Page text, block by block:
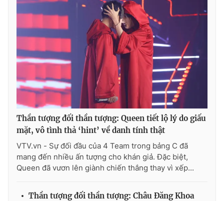
Thần tượng đối thần tượng: Queen tiết lộ lý do giấu
mặt, vô tình thả ‘hint’ về danh tính thật
VTV.vn - Sự đối đầu của 4 Team trong bảng C đã
mang đến nhiều ấn tượng cho khán giả. Đặc biệt,
Queen đã vươn lên giành chiến thắng thay vì xếp...
Thần tượng đối thần tượng: Châu Đăng Khoa